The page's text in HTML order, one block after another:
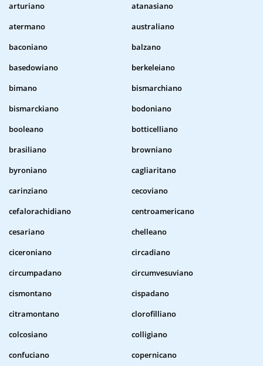
arturiano
atanasiano
atermano
australiano
baconiano
balzano
basedowiano
berkeleiano
bimano
bismarchiano
bismarckiano
bodoniano
booleano
botticelliano
brasiliano
browniano
byroniano
cagliaritano
carinziano
cecoviano
cefalorachidiano
centroamericano
cesariano
chelleano
ciceroniano
circadiano
circumpadano
circumvesuviano
cismontano
cispadano
citramontano
clorofilliano
colcosiano
colligiano
confuciano
copernicano